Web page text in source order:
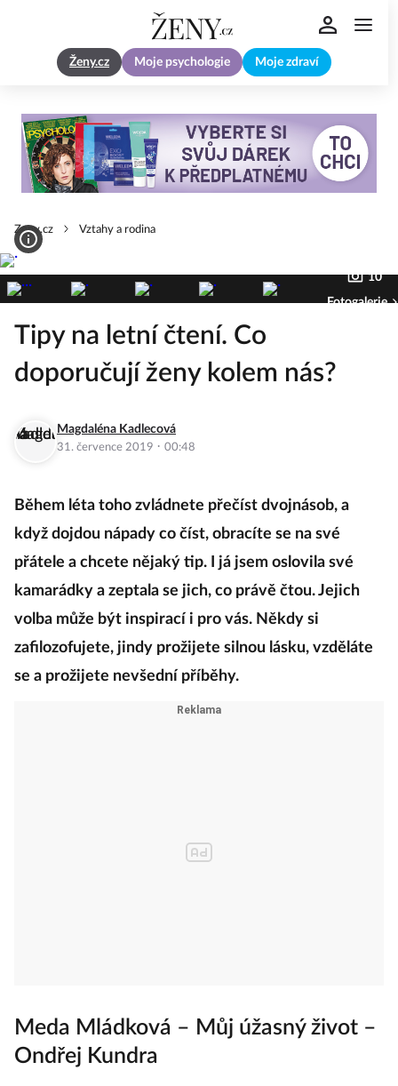
Ženy.cz Moje psychologie Moje zdraví
Zeny.cz Vztahy a rodina
10
Fotogalerie
Tipy na letní čtení. Co
doporučují ženy kolem nás?
Magdaléna Kadlecová
31. července 2019 · 00:48
Během léta toho zvládnete přečíst dvojnásob, a
když dojdou nápady co číst, obracíte se na své
přátele a chcete nějaký tip. I já jsem oslovila své
kamarádky a zeptala se jich, co právě čtou. Jejich
volba může být inspirací i pro vás. Někdy si
zafilozofujete, jindy prožijete silnou lásku, vzděláte
se a prožijete nevšední příběhy.
Meda Mládková – Můj úžasný život –
Ondřej Kundra